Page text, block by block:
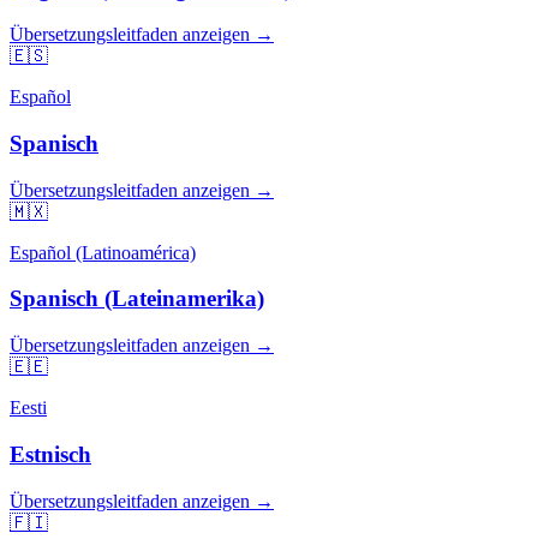
Übersetzungsleitfaden anzeigen →
🇪🇸
Español
Spanisch
Übersetzungsleitfaden anzeigen →
🇲🇽
Español (Latinoamérica)
Spanisch (Lateinamerika)
Übersetzungsleitfaden anzeigen →
🇪🇪
Eesti
Estnisch
Übersetzungsleitfaden anzeigen →
🇫🇮